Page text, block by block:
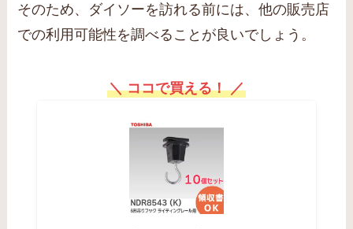
そのため、ダイソーを訪れる前には、他の販売店
での利用可能性を調べることが良いでしょう。
＼ ココで買える！ ／